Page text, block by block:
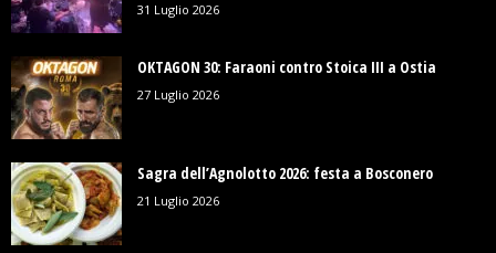
31 Luglio 2026
OKTAGON 30: Faraoni contro Stoica III a Ostia
27 Luglio 2026
Sagra dell’Agnolotto 2026: festa a Bosconero
21 Luglio 2026